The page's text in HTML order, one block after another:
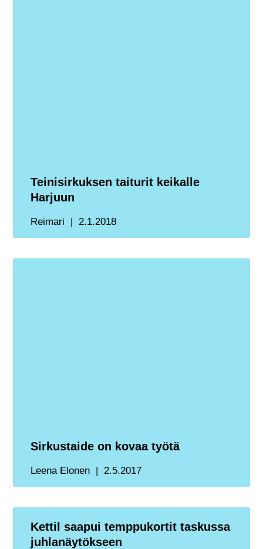
Teinisirkuksen taiturit keikalle
Harjuun
Reimari 2.1.2018
Sirkustaide on kovaa työtä
Leena Elonen 2.5.2017
Kettil saapui temppukortit taskussa
juhlanäytökseen